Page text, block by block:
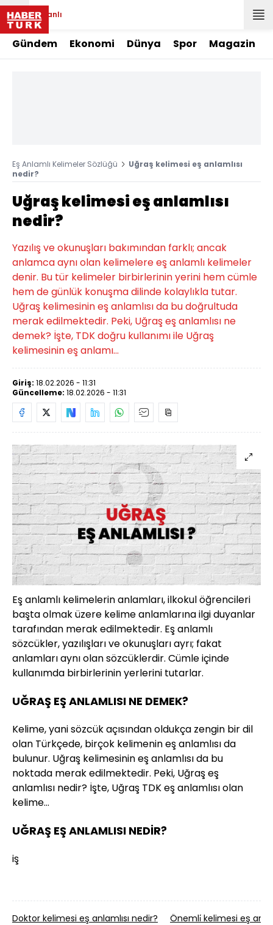
Canlı
Gündem Ekonomi Dünya Spor Magazin
Eş Anlamlı Kelimeler Sözlüğü
Uğraş kelimesi eş anlamlısı
nedir?
Uğraş kelimesi eş anlamlısı
nedir?
Yazılış ve okunuşları bakımından farklı; ancak
anlamca aynı olan kelimelere eş anlamlı kelimeler
denir. Bu tür kelimeler birbirlerinin yerini hem cümle
hem de günlük konuşma dilinde kolaylıkla tutar.
Uğraş kelimesinin eş anlamlısı da bu doğrultuda
merak edilmektedir. Peki, Uğraş eş anlamlısı ne
demek? İşte, TDK doğru kullanımı ile Uğraş
kelimesinin eş anlamı…
Giriş: 18.02.2026 - 11:31
Güncelleme: 18.02.2026 - 11:31
Eş anlamlı kelimelerin anlamları, ilkokul öğrencileri
başta olmak üzere kelime anlamlarına ilgi duyanlar
tarafından merak edilmektedir. Eş anlamlı
sözcükler, yazılışları ve okunuşları ayrı; fakat
anlamları aynı olan sözcüklerdir. Cümle içinde
kullanımda birbirlerinin yerlerini tutarlar.
UĞRAŞ EŞ ANLAMLISI NE DEMEK?
Kelime, yani sözcük açısından oldukça zengin bir dil
olan Türkçede, birçok kelimenin eş anlamlısı da
bulunur. Uğraş kelimesinin eş anlamlısı da bu
noktada merak edilmektedir. Peki, Uğraş eş
anlamlısı nedir? İşte, Uğraş TDK eş anlamlısı olan
kelime…
UĞRAŞ EŞ ANLAMLISI NEDİR?
iş
Doktor kelimesi eş anlamlısı nedir? Önemli̇ kelimesi eş